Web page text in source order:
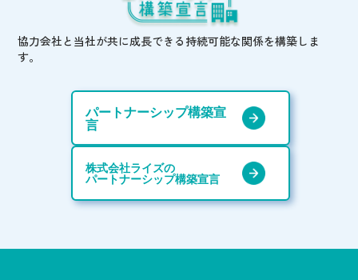
協力会社と当社が共に成長できる持続可能な関係を構築しま
す。
パートナーシップ構築宣
言
株式会社ライズの
パートナーシップ構築宣言